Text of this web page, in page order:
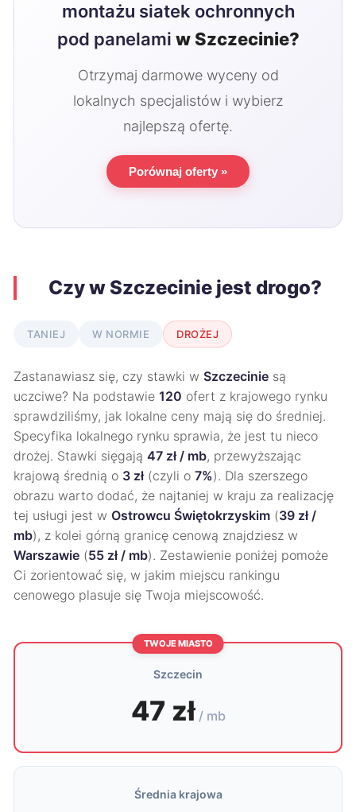
montażu siatek ochronnych
pod panelami w Szczecinie?
Otrzymaj darmowe wyceny od
lokalnych specjalistów i wybierz
najlepszą ofertę.
Porównaj oferty »
Czy w Szczecinie jest drogo?
TANIEJ W NORMIE DROŻEJ
Zastanawiasz się, czy stawki w Szczecinie są
uczciwe? Na podstawie 120 ofert z krajowego rynku
sprawdziliśmy, jak lokalne ceny mają się do średniej.
Specyfika lokalnego rynku sprawia, że jest tu nieco
drożej. Stawki sięgają 47 zł / mb, przewyższając
krajową średnią o 3 zł(czyli o 7%). Dla szerszego
obrazu warto dodać, że najtaniej w kraju za realizację
tej usługi jest w Ostrowcu Świętokrzyskim (39 zł /
mb), z kolei górną granicę cenową znajdziesz w
Warszawie (55 zł / mb). Zestawienie poniżej pomoże
Ci zorientować się, w jakim miejscu rankingu
cenowego plasuje się Twoja miejscowość.
TWOJE MIASTO
Szczecin
47 zł / mb
Średnia krajowa